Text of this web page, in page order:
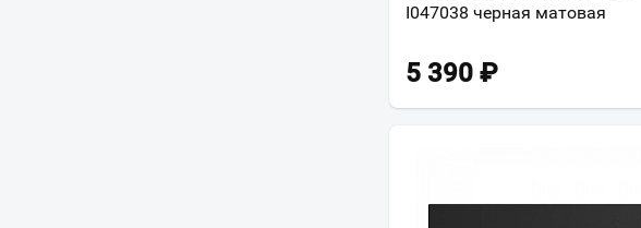
I047038 черная матовая
5 390 ₽